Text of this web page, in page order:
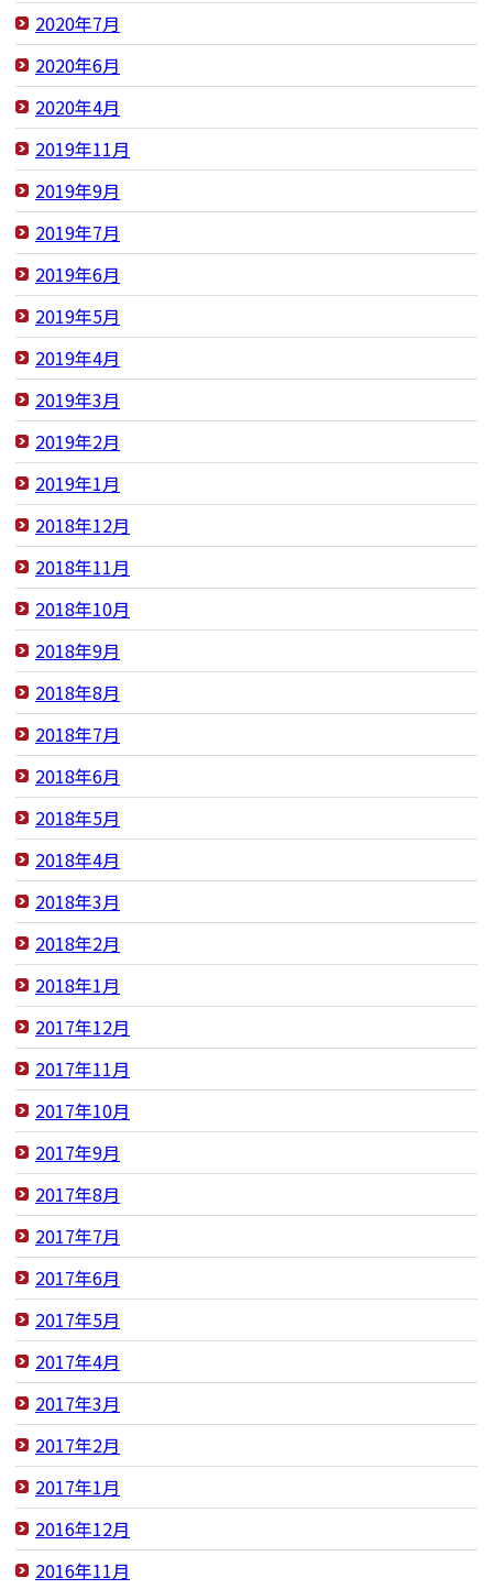
2020年7月
2020年6月
2020年4月
2019年11月
2019年9月
2019年7月
2019年6月
2019年5月
2019年4月
2019年3月
2019年2月
2019年1月
2018年12月
2018年11月
2018年10月
2018年9月
2018年8月
2018年7月
2018年6月
2018年5月
2018年4月
2018年3月
2018年2月
2018年1月
2017年12月
2017年11月
2017年10月
2017年9月
2017年8月
2017年7月
2017年6月
2017年5月
2017年4月
2017年3月
2017年2月
2017年1月
2016年12月
2016年11月